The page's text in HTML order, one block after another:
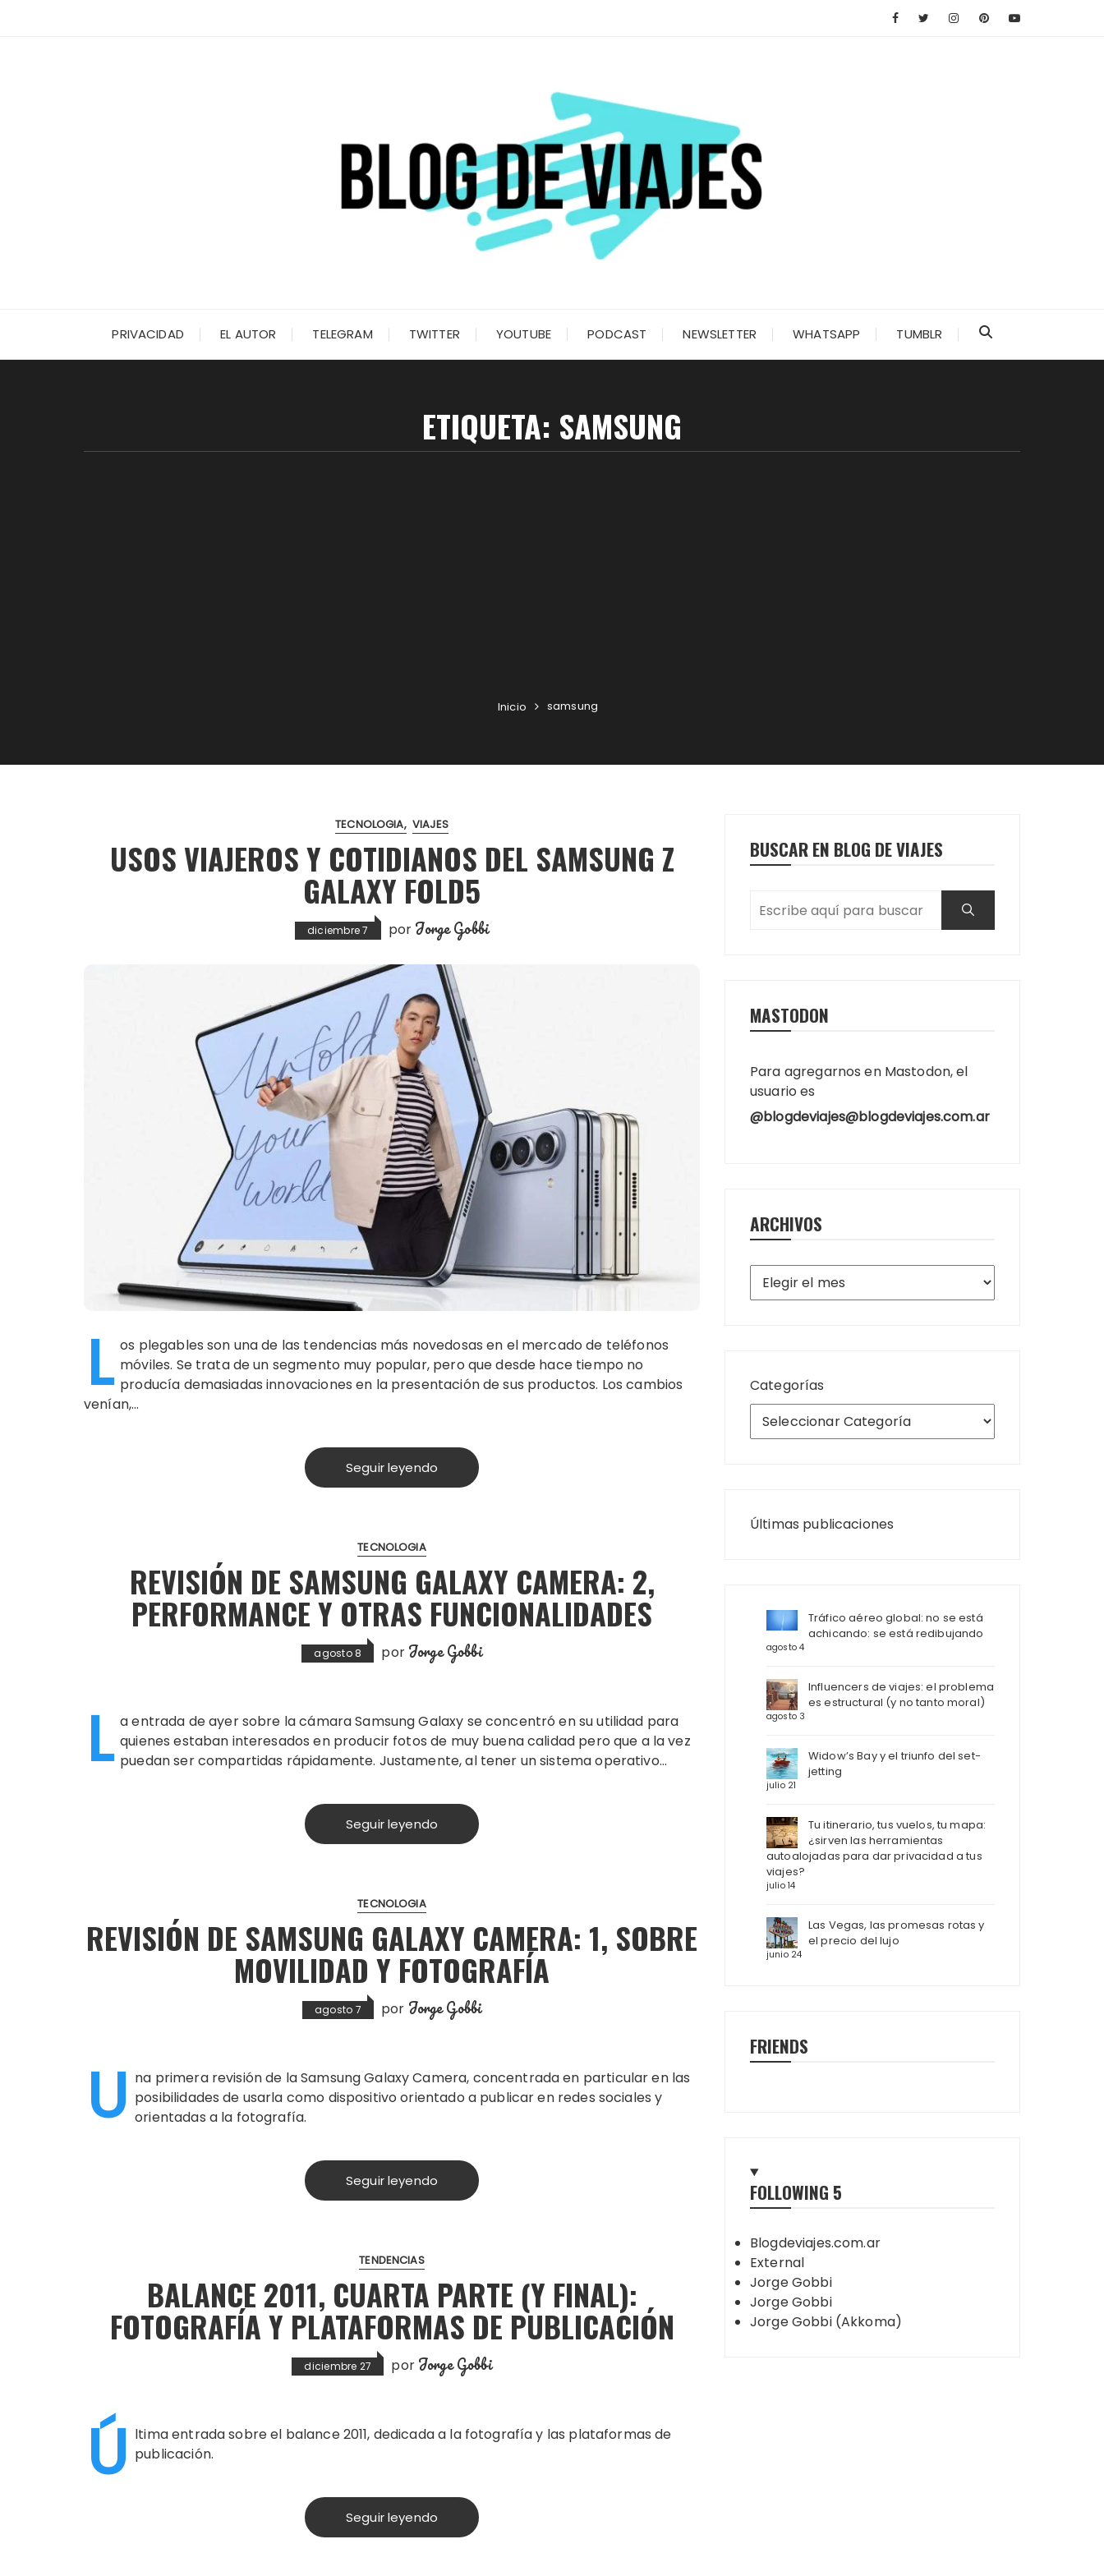
PRIVACIDAD EL AUTOR TELEGRAM TWITTER YOUTUBE PODCAST NEWSLETTER WHATSAPP TUMBLR
ETIQUETA: SAMSUNG
Inicio samsung
TECNOLOGIA VIAJES
USOS VIAJEROS Y COTIDIANOS DEL SAMSUNG Z
GALAXY FOLD5
diciembre 7 por Jorge Gobbi
L os plegables son una de las tendencias más novedosas en el mercado de teléfonos
móviles. Se trata de un segmento muy popular, pero que desde hace tiempo no
producía demasiadas innovaciones en la presentación de sus productos. Los cambios
venían,…
Seguir leyendo
TECNOLOGIA
REVISIÓN DE SAMSUNG GALAXY CAMERA: 2,
PERFORMANCE Y OTRAS FUNCIONALIDADES
agosto 8 por Jorge Gobbi
L a entrada de ayer sobre la cámara Samsung Galaxy se concentró en su utilidad para
quienes estaban interesados en producir fotos de muy buena calidad pero que a la vez
puedan ser compartidas rápidamente. Justamente, al tener un sistema operativo…
Seguir leyendo
TECNOLOGIA
REVISIÓN DE SAMSUNG GALAXY CAMERA: 1, SOBRE
MOVILIDAD Y FOTOGRAFÍA
agosto 7 por Jorge Gobbi
U na primera revisión de la Samsung Galaxy Camera, concentrada en particular en las
posibilidades de usarla como dispositivo orientado a publicar en redes sociales y
orientadas a la fotografía.
Seguir leyendo
TENDENCIAS
BALANCE 2011, CUARTA PARTE (Y FINAL):
FOTOGRAFÍA Y PLATAFORMAS DE PUBLICACIÓN
diciembre 27 por Jorge Gobbi
Ú ltima entrada sobre el balance 2011, dedicada a la fotografía y las plataformas de
publicación.
Seguir leyendo
BUSCAR EN BLOG DE VIAJES
MASTODON
Para agregarnos en Mastodon, el
usuario es
@blogdeviajes@blogdeviajes.com.ar
ARCHIVOS
Archivos
Categorías
Últimas publicaciones
Tráfico aéreo global: no se está
achicando: se está redibujando
agosto 4
Influencers de viajes: el problema
es estructural (y no tanto moral)
agosto 3
Widow’s Bay y el triunfo del set-
jetting
julio 21
Tu itinerario, tus vuelos, tu mapa:
¿sirven las herramientas
autoalojadas para dar privacidad a tus
viajes?
julio 14
Las Vegas, las promesas rotas y
el precio del lujo
junio 24
FRIENDS
FOLLOWING 5
Blogdeviajes.com.ar
External
Jorge Gobbi
Jorge Gobbi
Jorge Gobbi (Akkoma)